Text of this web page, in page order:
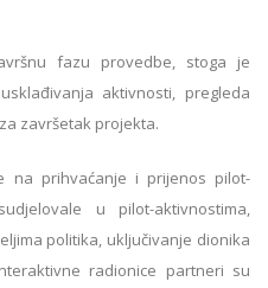
fazu provedbe, stoga je
aktivnosti, pregleda
završetak projekta.
na prihvaćanje i prijenos pilot-
u pilot-aktivnostima,
politika, uključivanje dionika
radionice partneri su